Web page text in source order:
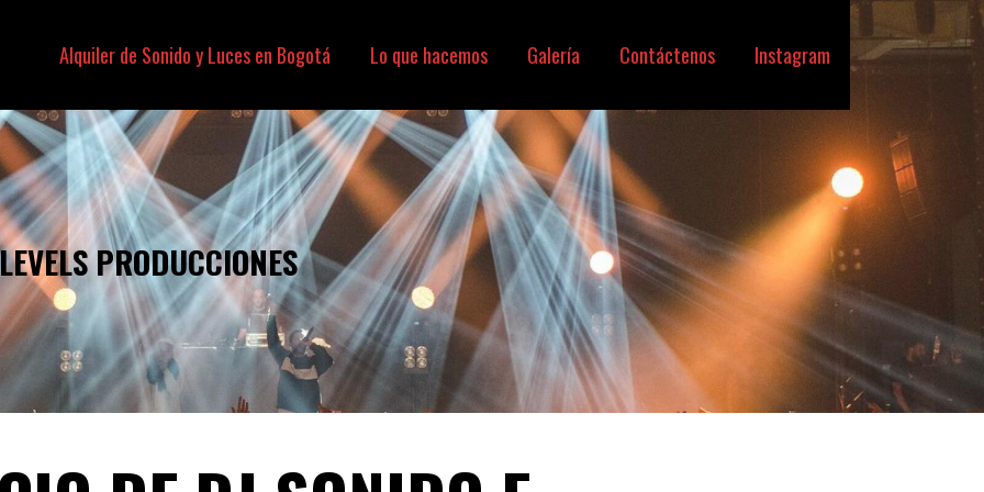
LUCES, VIDEO
Alquiler de Sonido y Luces en Bogotá Lo que hacemos Galería Contáctenos Instagram
PRODUCCIONES